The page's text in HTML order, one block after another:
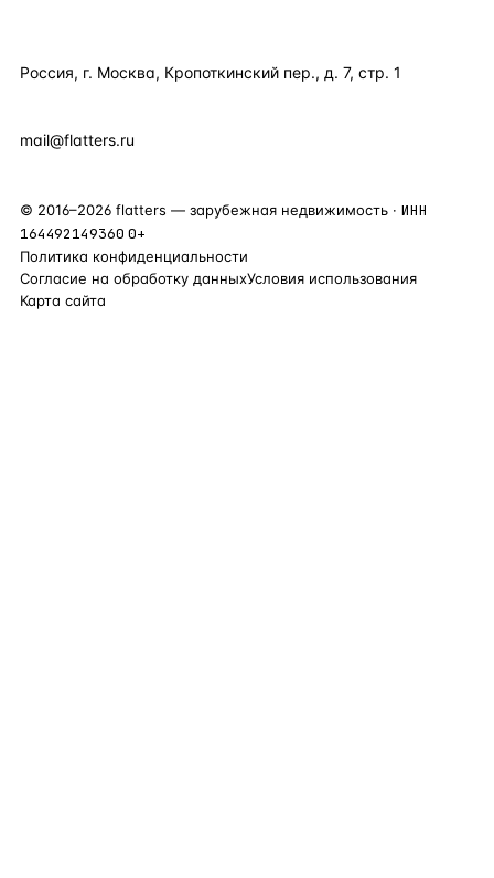
Россия, г. Москва, Кропоткинский пер., д. 7, стр. 1
mail@flatters.ru
© 2016–2026 flatters — зарубежная недвижимость · ИНН
164492149360 0+
Политика конфиденциальности
Согласие на обработку данныхУсловия использования
Карта сайта